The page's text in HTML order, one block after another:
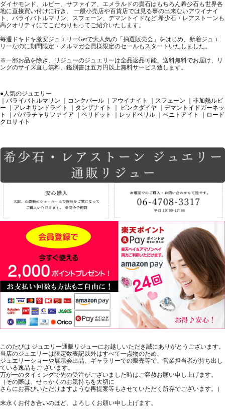
ダイヤモンド、ルビー、サファイア、エメラルドの貴石はもちろん希少石も世界各
地に直接買い付けに行き、 一般小売店や百貨店では見る事の出来ないアウイナイ
ト、パライバトルマリン、スフェーン、デマントイドなど 希少石・レアストーンも
高クオリティにてこだわりもってご紹介いたします。
毎週ドキドキ激安ジュエリーGetで大人気の「抽選販売会」をはじめ、新着ジュエ
リーなのに期間限定・メルマガ会員様限定のセールもスタートいたしました。
※一部お品を除き、リジューのジュエリーは全品返品可能、送料無料でお届け、リ
ングのサイズ直し無料、鑑別書は五万円以上無料サービス致します。
●人気のジュエリー
｜パライバトルマリン
｜コンクパール ｜アウイナイト ｜スフェーン
｜非加熱ルビ
ー
｜アレキサンドライト ｜タンザナイト ｜ ピンクダイヤ
｜デマントイドガーネッ
ト
｜パパラチャサファイア ｜ペリドット ｜レッドベリル ｜ベニトアイト
｜ロード
クロサイト
このたびは ジュエリー通販リジューにお越しいただき誠にありがとうございます。
当店のジュエリーは限定数表記以外はすべて一点物のため、
ジュエリーショーや展示会出品、ギャラリーでの販売等で、営業担当者が持ち出し
ている逸品もご ざいます。
万が一のタイミングで先の受注がございました時はご容赦お願い申し上げます。
（その際は、せっかくのお気持ちを大切に
さらにお喜びいただけますような再提案等もさせていただく所存でございます。）
末永くお付き合いのほど、よろしくお願い申し上げます。